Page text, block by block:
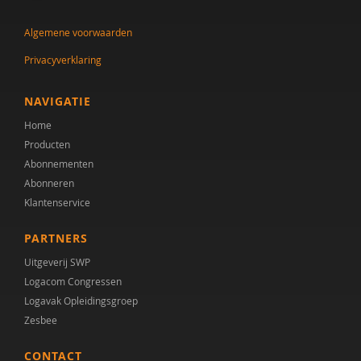
Leni Van Goidsenhoven
Gert-Jan Vanaken
Elisabeth W.M. Verhoeven
Kirsten Visser
Heleen Wesselius
Algemene voorwaarden
Privacyverklaring
NAVIGATIE
Home
Producten
Abonnementen
Abonneren
Klantenservice
PARTNERS
Uitgeverij SWP
Logacom Congressen
Logavak Opleidingsgroep
Zesbee
CONTACT